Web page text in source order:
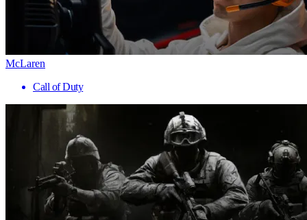
McLaren
Call of Duty